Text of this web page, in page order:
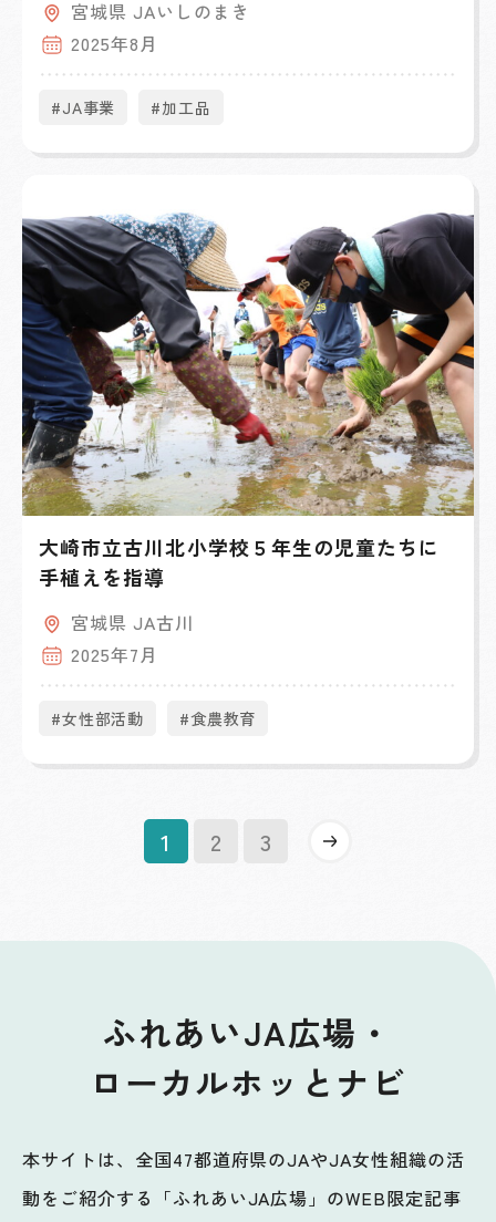
宮城県 JAいしのまき
2025年8月
#JA事業 #加工品
大崎市立古川北小学校５年生の児童たちに
手植えを指導
宮城県 JA古川
2025年7月
#女性部活動 #食農教育
1 2 3
ふれあいJA広場・
ローカルホッとナビ
本サイトは、全国47都道府県のJAやJA女性組織の活
動をご紹介する「ふれあいJA広場」のWEB限定記事